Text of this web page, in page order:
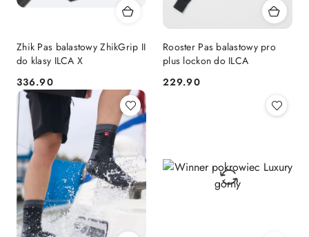
Zhik Pas balastowy ZhikGrip II
do klasy ILCA X
Cena:
336.90
Rooster Pas balastowy pro
plus lockon do ILCA
Cena:
229.90